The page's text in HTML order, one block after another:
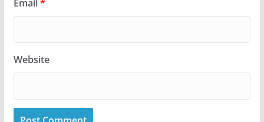
Email *
Website